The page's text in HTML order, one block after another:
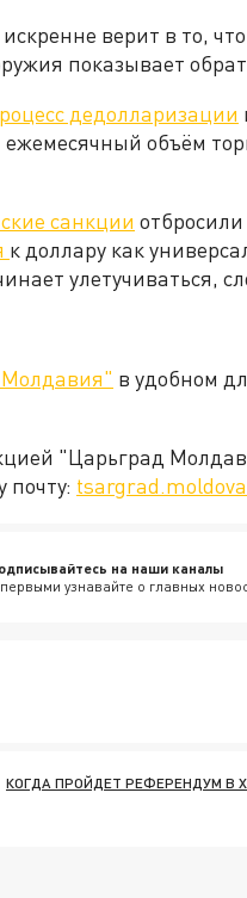
верит в то,
показывает
дедолларизации
объём
санкции
к доллару как
улетучиваться,
в удобном
"Царьград
на наши каналы
узнавайте о главных
КОГДА ПРОЙДЕТ РЕФЕРЕНДУМ В